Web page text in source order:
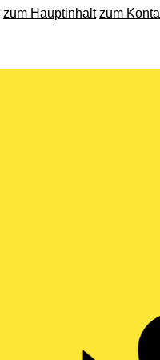
zum Hauptinhalt zum